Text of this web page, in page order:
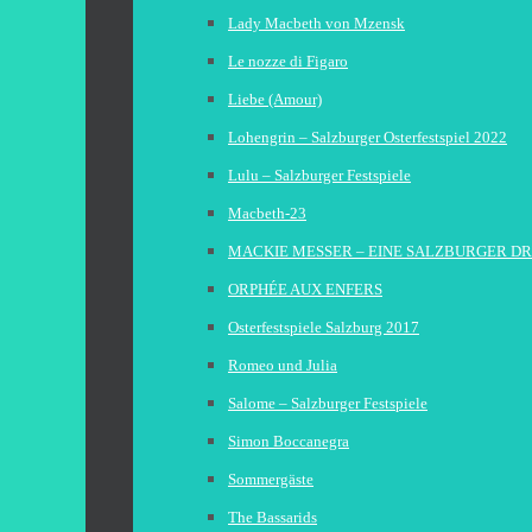
Lady Macbeth von Mzensk
Le nozze di Figaro
Liebe (Amour)
Lohengrin – Salzburger Osterfestspiel 2022
Lulu – Salzburger Festspiele
Macbeth-23
MACKIE MESSER – EINE SALZBURGER
ORPHÉE AUX ENFERS
Osterfestspiele Salzburg 2017
Romeo und Julia
Salome – Salzburger Festspiele
Simon Boccanegra
Sommergäste
The Bassarids